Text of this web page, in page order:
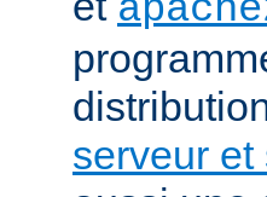
serveur